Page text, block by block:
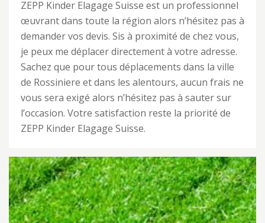
ZEPP Kinder Elagage Suisse est un professionnel
œuvrant dans toute la région alors n’hésitez pas à
demander vos devis. Sis à proximité de chez vous,
je peux me déplacer directement à votre adresse.
Sachez que pour tous déplacements dans la ville
de Rossiniere et dans les alentours, aucun frais ne
vous sera exigé alors n’hésitez pas à sauter sur
l’occasion. Votre satisfaction reste la priorité de
ZEPP Kinder Elagage Suisse.